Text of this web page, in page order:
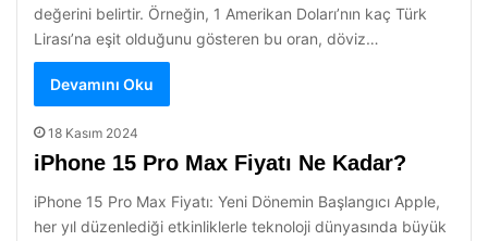
değerini belirtir. Örneğin, 1 Amerikan Doları’nın kaç Türk
Lirası’na eşit olduğunu gösteren bu oran, döviz…
Devamını Oku
18 Kasım 2024
iPhone 15 Pro Max Fiyatı Ne Kadar?
iPhone 15 Pro Max Fiyatı: Yeni Dönemin Başlangıcı Apple,
her yıl düzenlediği etkinliklerle teknoloji dünyasında büyük